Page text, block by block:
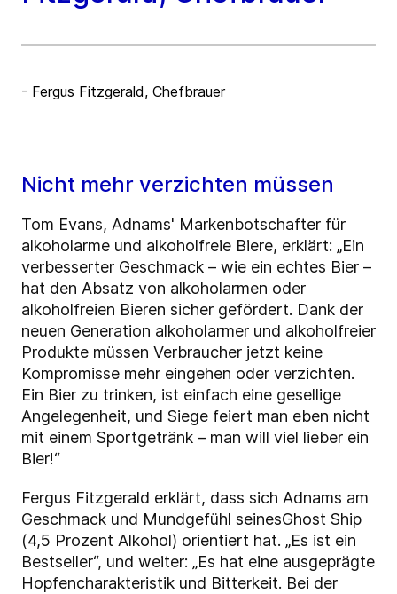
- Fergus Fitzgerald, Chefbrauer
Nicht mehr verzichten müssen
Tom Evans, Adnams' Markenbotschafter für
alkoholarme und alkoholfreie Biere, erklärt: „Ein
verbesserter Geschmack – wie ein echtes Bier –
hat den Absatz von alkoholarmen oder
alkoholfreien Bieren sicher gefördert. Dank der
neuen Generation alkoholarmer und alkoholfreier
Produkte müssen Verbraucher jetzt keine
Kompromisse mehr eingehen oder verzichten.
Ein Bier zu trinken, ist einfach eine gesellige
Angelegenheit, und Siege feiert man eben nicht
mit einem Sportgetränk – man will viel lieber ein
Bier!“
Fergus Fitzgerald erklärt, dass sich Adnams am
Geschmack und Mundgefühl seinesGhost Ship
(4,5 Prozent Alkohol) orientiert hat. „Es ist ein
Bestseller“, und weiter: „Es hat eine ausgeprägte
Hopfencharakteristik und Bitterkeit. Bei der